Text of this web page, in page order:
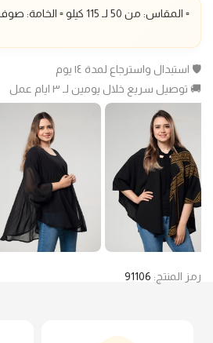
▫️ المقاس: من 50 لـ 115 كيلو ▫️ الخامة: صوف انجليزي ▫️
🛡️ استبدال واسترجاع لمدة ١٤ يوم
🚚 توصيل سريع خلال يومين لـ ٣ ايام عمل
رمز المنتج: 91106